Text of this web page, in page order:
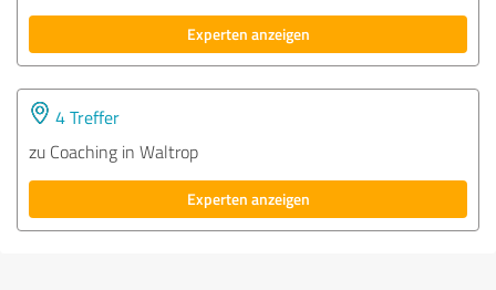
Experten anzeigen
4 Treffer
zu Coaching in Waltrop
Experten anzeigen